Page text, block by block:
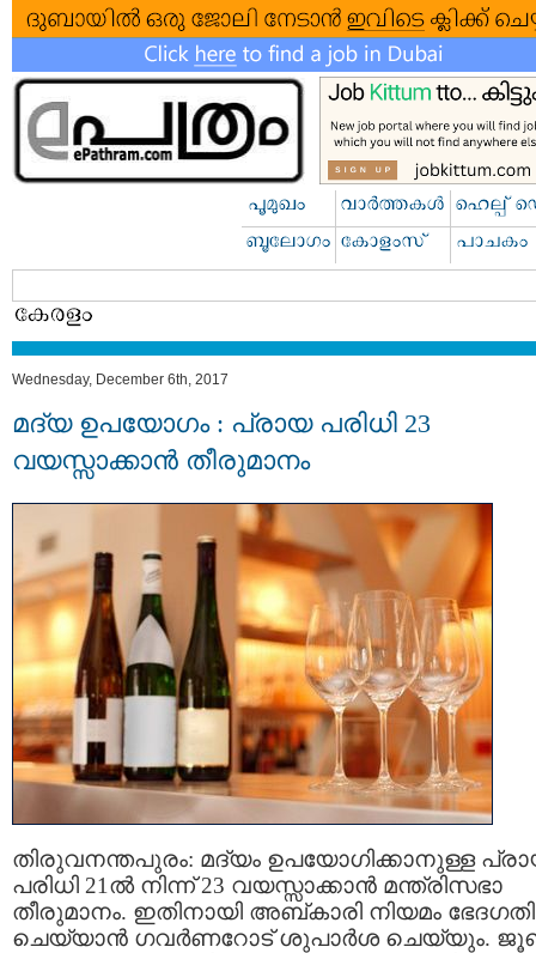
Wednesday, December 6th, 2017
മദ്യ ഉപയോഗം : പ്രായ പരിധി 23
വയസ്സാക്കാൻ തീരുമാനം
തിരുവനന്തപുരം: മദ്യം ഉപയോഗിക്കാനുള്ള
പരിധി 21ൽ നിന്ന് 23 വയസ്സാക്കാൻ മന്ത്രിസഭാ
തീരുമാനം. ഇതിനായി അബ്കാരി നിയമം ഭേദഗതി
ചെയ്യാൻ ഗവർണറോട് ശുപാർശ ചെയ്യും.